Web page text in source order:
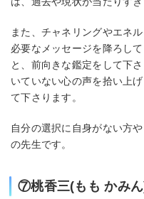
また、チャネリングやエネ
必要なメッセージを降ろし
と、前向きな鑑定をして下
いていない心の声を拾い上
て下さります。
自分の選択に自身がない方
の先生です。
⑦桃香三(もも かみ